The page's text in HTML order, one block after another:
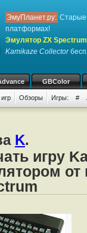
ЭмуПланет.ру: Старые
платформах!
Эмулятор ZX
Kamikaze Collector
GBColor
Обзоры Игры: #
K.
игру
от